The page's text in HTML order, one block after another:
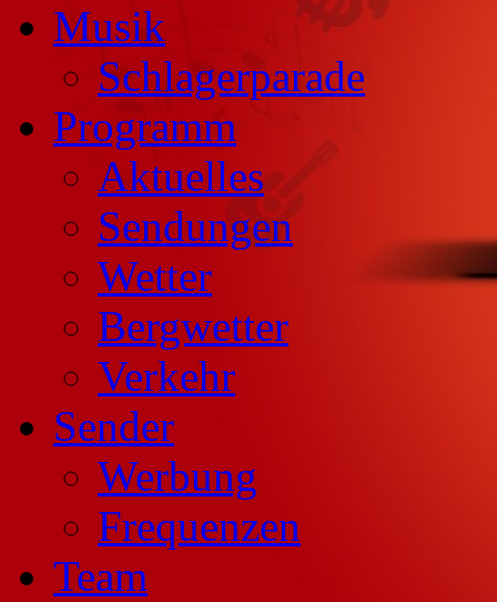
Musik
Schlagerparade
Programm
Aktuelles
Sendungen
Wetter
Bergwetter
Verkehr
Sender
Werbung
Frequenzen
Team